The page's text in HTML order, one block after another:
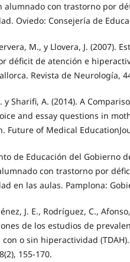
alumnado con trastorno por
Oviedo: Consejería de
M., y Llovera, J. (2007).
déficit de atención e
Revista de Neurología,
y Sharifi, A. (2014). A
and essay questions in
Future of Medical
de Educación del Gobierno
con trastorno por
en las aulas. Pamplona:
J. E., Rodríguez, C.,
de los estudios de
o sin hiperactividad
155-170.